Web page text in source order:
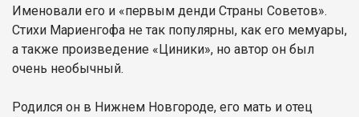
Именовали его и «первым денди Страны Советов».
Стихи Мариенгофа не так популярны, как его мемуары,
а также произведение «Циники», но автор он был
очень необычный.
Родился он в Нижнем Новгороде, его мать и отец